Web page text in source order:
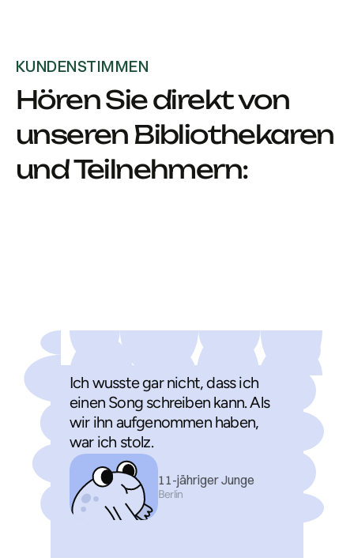
KUNDENSTIMMEN
Hören Sie direkt von
unseren Bibliothekaren
und Teilnehmern:
Ich wusste gar nicht, dass ich
einen Song schreiben kann. Als
wir ihn aufgenommen haben,
war ich stolz.
11-jähriger Junge
Berlin